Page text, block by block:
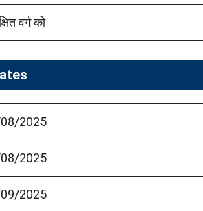
वर्ग को
2025
2025
2025